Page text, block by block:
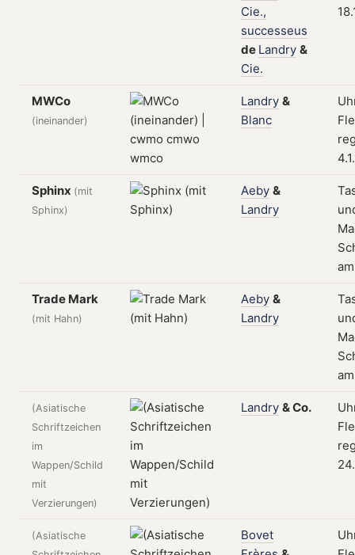
Cie.,
successeus
de Landry &
Cie.
MWCo
(ineinander)
Landry &
Blanc
Sphinx (mit
Sphinx)
Aeby &
Landry
Trade Mark
(mit Hahn)
Aeby &
Landry
(Asiatische
Schriftzeichen
im
Wappen/Schild
mit
Verzierungen)
Landry &Co.
(Asiatische
Bovet